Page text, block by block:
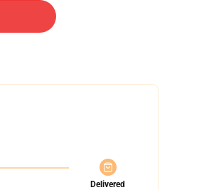
Delivered